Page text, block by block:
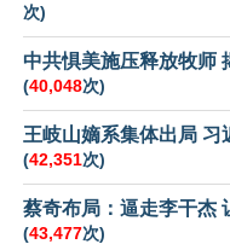
次)
中共惧美施压释放牧师
(40,048次)
王岐山嫡系集体出局
(42,351次)
蔡奇布局：逼走李干杰
(43,477次)